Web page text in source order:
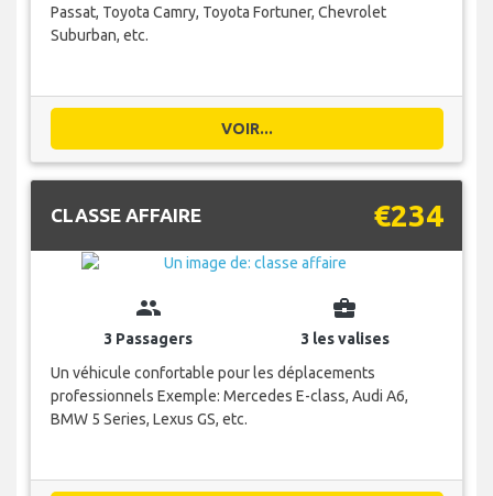
Passat, Toyota Camry, Toyota Fortuner, Chevrolet
Suburban, etc.
VOIR...
CLASSE AFFAIRE €234
group
3 Passagers
business_center
3 les valises
Un véhicule confortable pour les déplacements
professionnels Exemple: Mercedes E-class, Audi A6,
BMW 5 Series, Lexus GS, etc.